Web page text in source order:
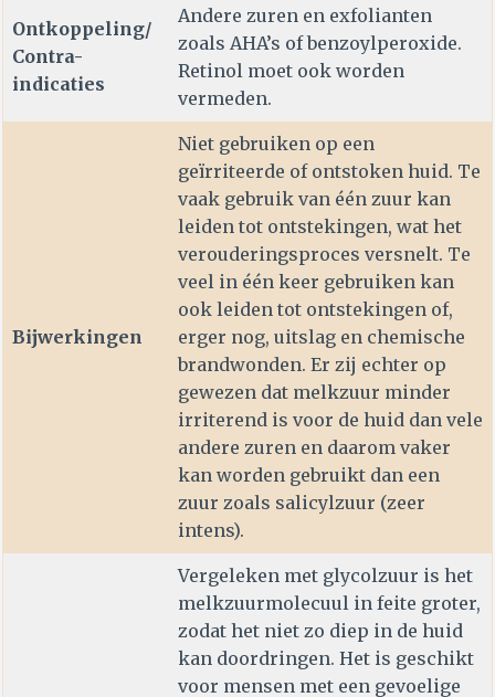
Ontkoppeling/
Contra-
indicaties
Andere zuren en exfolianten
zoals AHA’s of benzoylperoxide.
Retinol moet ook worden
vermeden.
Bijwerkingen
Niet gebruiken op een
geïrriteerde of ontstoken huid. Te
vaak gebruik van één zuur kan
leiden tot ontstekingen, wat het
verouderingsproces versnelt. Te
veel in één keer gebruiken kan
ook leiden tot ontstekingen of,
erger nog, uitslag en chemische
brandwonden. Er zij echter op
gewezen dat melkzuur minder
irriterend is voor de huid dan vele
andere zuren en daarom vaker
kan worden gebruikt dan een
zuur zoals salicylzuur (zeer
intens).
Vergeleken met glycolzuur is het
melkzuurmolecuul in feite groter,
zodat het niet zo diep in de huid
kan doordringen. Het is geschikt
voor mensen met een gevoelige